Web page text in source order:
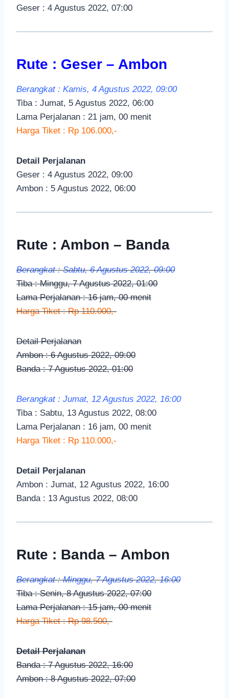
Geser : 4 Agustus 2022, 07:00
Rute : Geser – Ambon
Berangkat : Kamis, 4 Agustus 2022, 09:00
Tiba : Jumat, 5 Agustus 2022, 06:00
Lama Perjalanan : 21 jam, 00 menit
Harga Tiket : Rp 106.000,-
Detail Perjalanan
Geser : 4 Agustus 2022, 09:00
Ambon : 5 Agustus 2022, 06:00
Rute : Ambon – Banda
Berangkat : Sabtu, 6 Agustus 2022, 09:00
Tiba : Minggu, 7 Agustus 2022, 01:00
Lama Perjalanan : 16 jam, 00 menit
Harga Tiket : Rp 110.000,-
Detail Perjalanan
Ambon : 6 Agustus 2022, 09:00
Banda : 7 Agustus 2022, 01:00
Berangkat : Jumat, 12 Agustus 2022, 16:00
Tiba : Sabtu, 13 Agustus 2022, 08:00
Lama Perjalanan : 16 jam, 00 menit
Harga Tiket : Rp 110.000,-
Detail Perjalanan
Ambon : Jumat, 12 Agustus 2022, 16:00
Banda : 13 Agustus 2022, 08:00
Rute : Banda – Ambon
Berangkat : Minggu, 7 Agustus 2022, 16:00
Tiba : Senin, 8 Agustus 2022, 07:00
Lama Perjalanan : 15 jam, 00 menit
Harga Tiket : Rp 98.500,-
Detail Perjalanan
Banda : 7 Agustus 2022, 16:00
Ambon : 8 Agustus 2022, 07:00